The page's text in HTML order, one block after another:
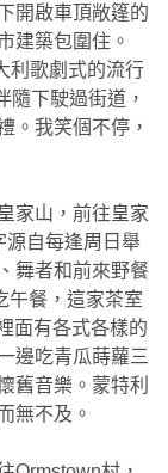
開啟車頂敞篷的
建築包圍住。
利歌劇式的流行
隨下駛過街道，
。我笑個不停，
家山，前往皇家
源自每逢周日舉
舞者和前來野餐
午餐，這家茶室
面有各式各樣的
邊吃青瓜蒔蘿三
舊音樂。蒙特利
無不及。